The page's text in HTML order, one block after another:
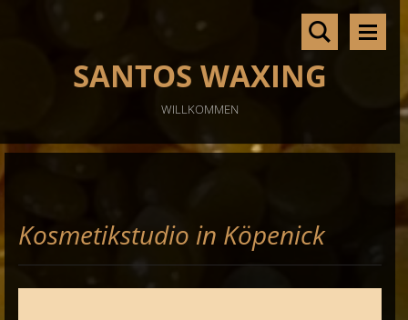
SANTOS WAXING
WILLKOMMEN
Kosmetikstudio in Köpenick